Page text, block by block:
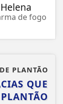
de fogo
PLANTÃO
QUE